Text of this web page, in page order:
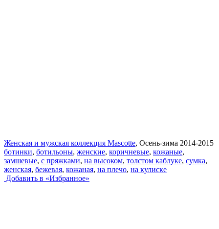
Женская и мужская коллекция Mascotte, Осень-зима 2014-2015
ботинки, ботильоны, женские, коричневые, кожаные,
замшевые, с пряжками, на высоком, толстом каблуке, сумка,
женская, бежевая, кожаная, на плечо, на кулиске
Добавить в «Избранное»